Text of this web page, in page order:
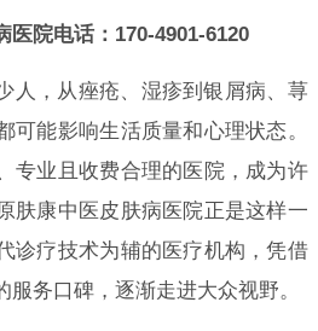
医院电话：170-4901-6120
人，从痤疮、湿疹到银屑病、荨
可能影响生活质量和心理状态。
专业且收费合理的医院，成为许
肤康中医皮肤病医院正是这样一
诊疗技术为辅的医疗机构，凭借
务口碑，逐渐走进大众视野。